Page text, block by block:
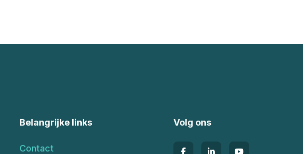
Belangrijke links
Contact
Volg ons